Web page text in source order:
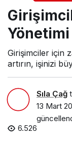
Girişimciler için
artırın, işinizi
Sıla Çağ
13 Mart
6.526